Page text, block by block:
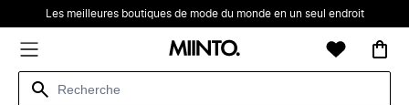
Les meilleures boutiques de mode du monde en un seul endroit